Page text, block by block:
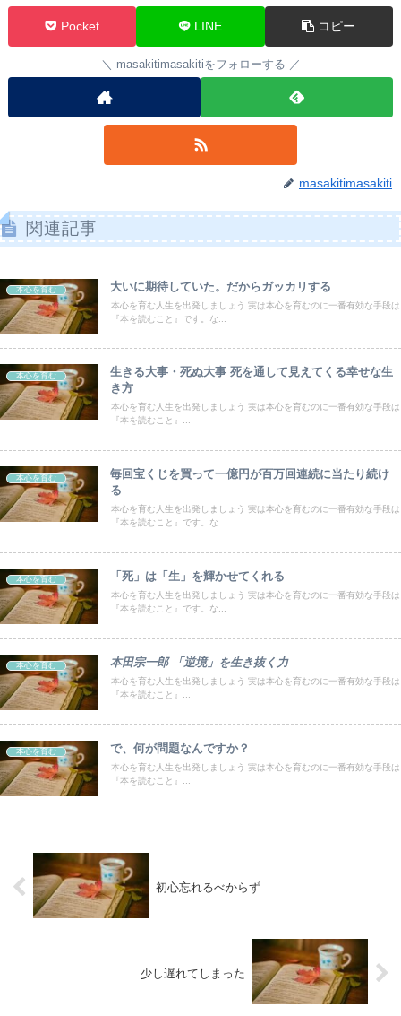
Pocket LINE コピー
masakitimasakitiをフォローする
masakitimasakiti
関連記事
本心を育む 大いに期待していた。だからガッカリする
本心を育む人生を出発しましょう 実は本心を育むのに一番有効な手段は
『本を読むこと』です。な...
本心を育む
生きる大事・死ぬ大事 死を通して見えてくる幸せな生
き方
本心を育む人生を出発しましょう 実は本心を育むのに一番有効な手段は
『本を読むこと』...
本心を育む
毎回宝くじを買って一億円が百万回連続に当たり続け
る
本心を育む人生を出発しましょう 実は本心を育むのに一番有効な手段は
『本を読むこと』です。な...
本心を育む 「死」は「生」を輝かせてくれる
本心を育む人生を出発しましょう 実は本心を育むのに一番有効な手段は
『本を読むこと』です。な...
本心を育む 本田宗一郎 「逆境」を生き抜く力
本心を育む人生を出発しましょう 実は本心を育むのに一番有効な手段は
『本を読むこと』...
本心を育む で、何が問題なんですか？
本心を育む人生を出発しましょう 実は本心を育むのに一番有効な手段は
『本を読むこと』...
初心忘れるべからず
少し遅れてしまった